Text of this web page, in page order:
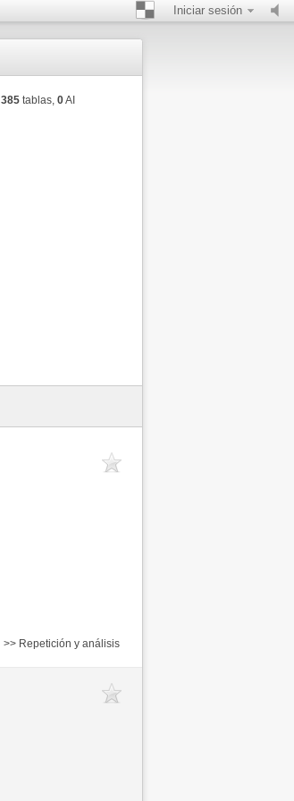
Iniciar sesión
385tablas, 0AI
>> Repetición y análisis